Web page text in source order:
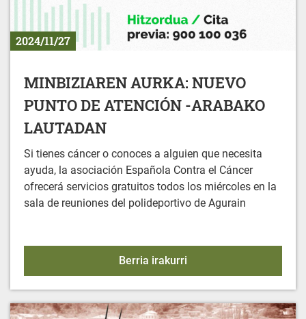
2024/11/27
MINBIZIAREN AURKA: NUEVO
PUNTO DE ATENCIÓN -ARABAKO
LAUTADAN
Si tienes cáncer o conoces a alguien que necesita
ayuda, la asociación Española Contra el Cáncer
ofrecerá servicios gratuitos todos los miércoles en la
sala de reuniones del polideportivo de Agurain
Berria irakurri